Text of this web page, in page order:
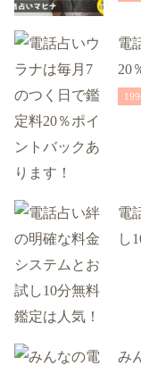
電
20
電
し
み